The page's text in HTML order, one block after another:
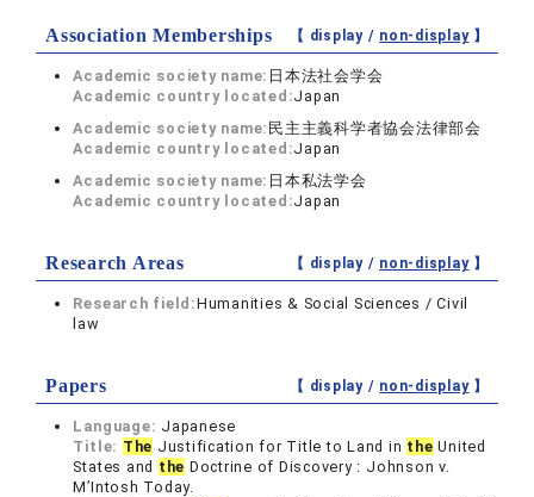
Association Memberships 【 display / non-display】
Academic society name: 日本法社会学会
Academic country located:Japan
Academic society name: 民主主義科学者協会法律部会
Academic country located:Japan
Academic society name: 日本私法学会
Academic country located:Japan
Research Areas 【 display / non-display】
Research field:Humanities & Social Sciences / Civil
law
Papers 【 display / non-display】
Language: Japanese
Title: The Justification for Title to Land in the United
States and the Doctrine of Discovery : Johnson v.
M’Intosh Today.